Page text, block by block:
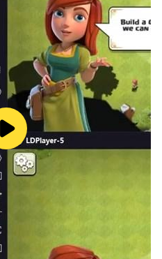
風格和視覺設計，再加上角
動的動作，能幫助你輕鬆融入
的傳奇故事～當然，大人物的
而你在新艾利都的冒險之
伴你度過種種難忘的時刻～
影帶，「繩匠」也不能少了
會有意想不到的客人敲響你的
表矇蔽，也不要害怕目露凶光
的毛茸茸。不妨多與他們聊
富你的得力幫手，畢竟前路
得更遠～